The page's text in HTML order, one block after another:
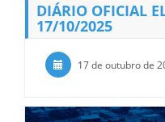
DIÁRIO OFICIAL
17/10/2025
17 de outubro de